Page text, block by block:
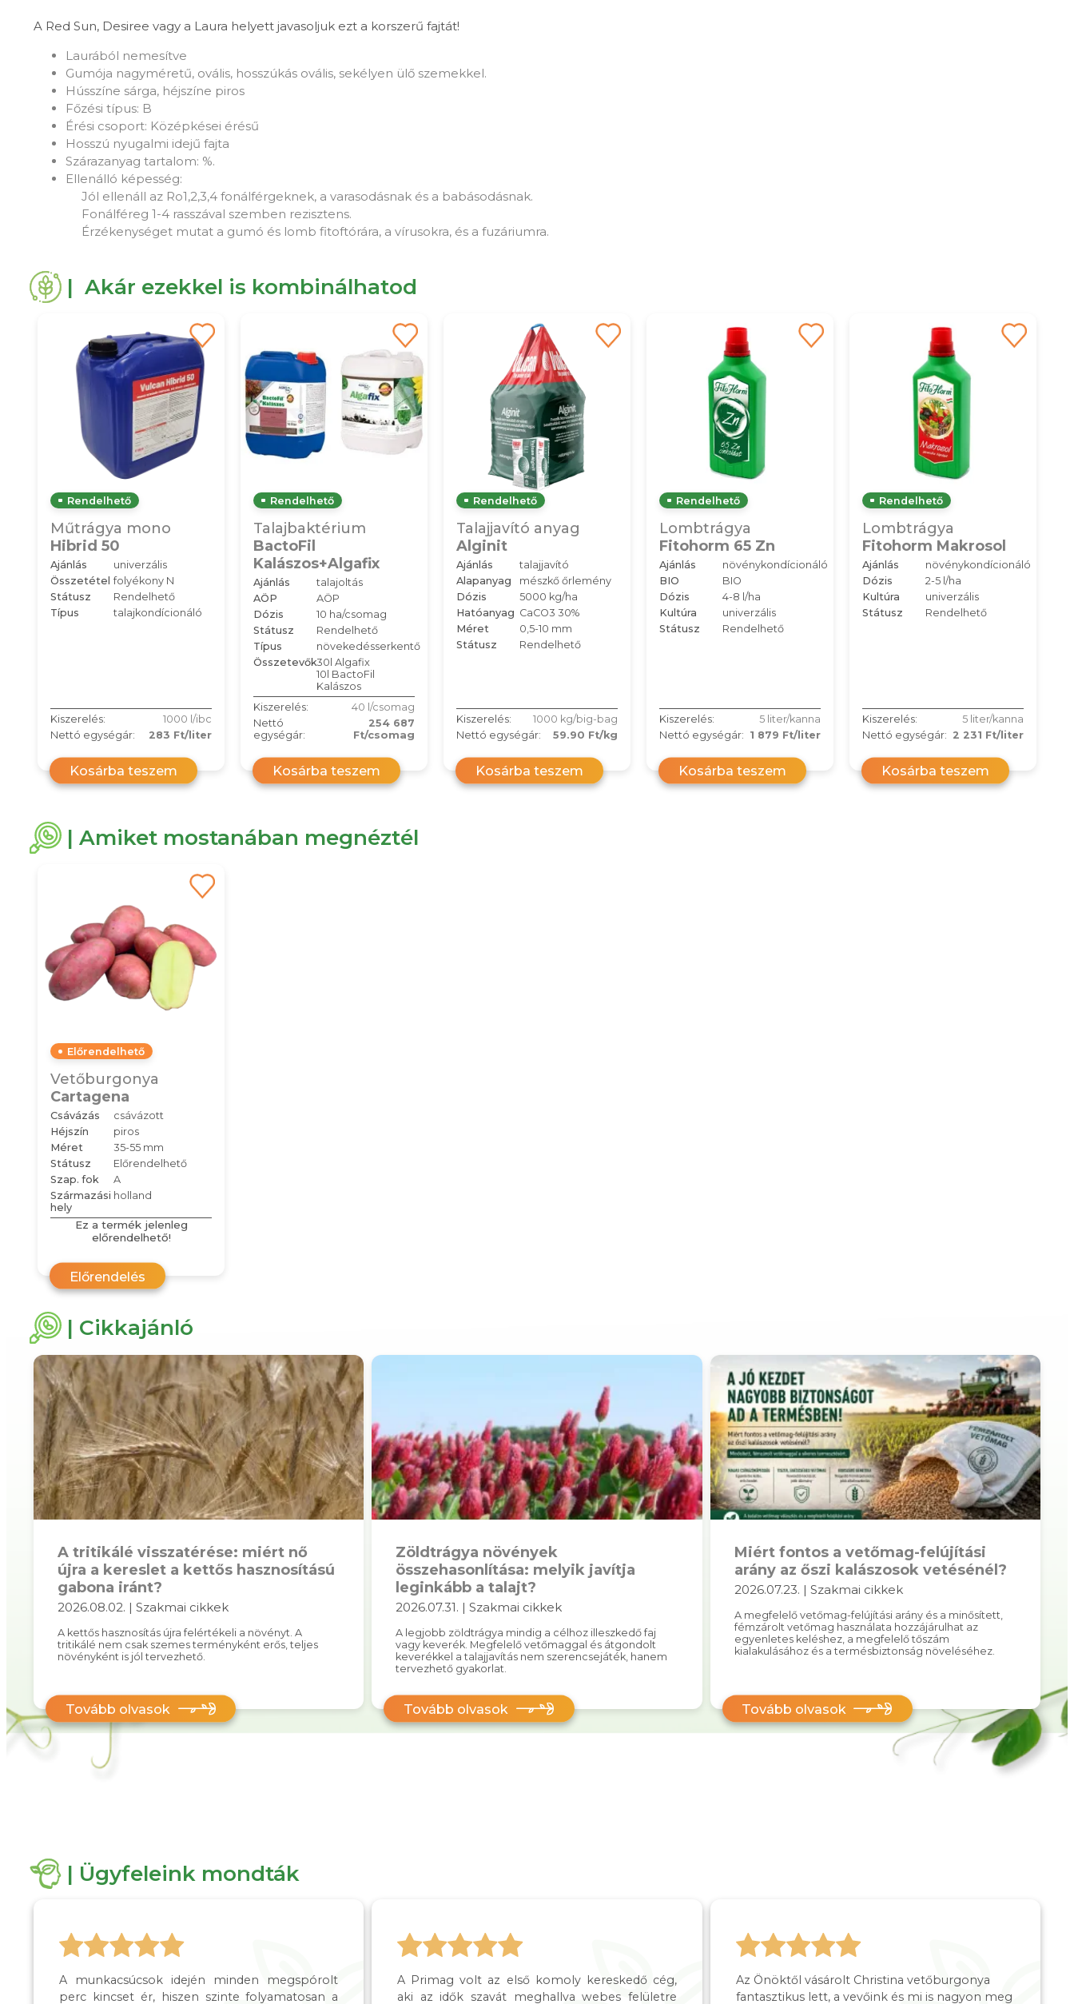
A Red Sun, Desiree vagy a Laura helyett javasoljuk ezt a korszerű fajtát!
Laurából nemesítve
Gumója nagyméretű, ovális, hosszúkás ovális, sekélyen ülő szemekkel.
Hússzíne sárga, héjszíne piros
Főzési típus: B
Érési csoport: Középkései érésű
Hosszú nyugalmi idejű fajta
Szárazanyag tartalom: %.
Ellenálló képesség:
Jól ellenáll az Ro1,2,3,4 fonálférgeknek, a varasodásnak és a babásodásnak.
Fonálféreg 1-4 rasszával szemben rezisztens.
Érzékenységet mutat a gumó és lomb fitoftórára, a vírusokra, és a fuzáriumra.
| Akár ezekkel is kombinálhatod
Rendelhető
Műtrágya mono
Hibrid 50
Ajánlás
univerzális
Összetétel folyékony N
Státusz
Rendelhető
Típus
talajkondícionáló
Kiszerelés:
1000 l/ibc
Nettó egységár:
283 Ft/liter
Kosárba teszem
Rendelhető
Talajbaktérium
BactoFil
Kalászos+Algafix
Ajánlás
talajoltás
AÖP
AÖP
Dózis
10 ha/csomag
Státusz
Rendelhető
Típus
növekedésserkentő
Összetevők30l Algafix
10l BactoFil
Kalászos
Kiszerelés:
40 l/csomag
Nettó
egységár:
254 687
Ft/csomag
Kosárba teszem
Rendelhető
Talajjavító anyag
Alginit
Ajánlás
talajjavító
Alapanyag
mészkő őrlemény
Dózis
5000 kg/ha
Hatóanyag CaCO3 30%
Méret
0,5-10 mm
Státusz
Rendelhető
Kiszerelés:
1000 kg/big-bag
Nettó egységár:
59.90 Ft/kg
Kosárba teszem
Rendelhető
Lombtrágya
Fitohorm 65 Zn
Ajánlás
növénykondícionáló
BIO
BIO
Dózis
4-8 l/ha
Kultúra
univerzális
Státusz
Rendelhető
Kiszerelés:
5 liter/kanna
Nettó egységár: 1 879 Ft/liter
Kosárba teszem
Rendelhető
Lombtrágya
Fitohorm Makrosol
Ajánlás
növénykondícionáló
Dózis
2-5 l/ha
Kultúra
univerzális
Státusz
Rendelhető
Kiszerelés:
5 liter/kanna
Nettó egységár: 2 231 Ft/liter
Kosárba teszem
| Amiket mostanában megnéztél
Előrendelhető
Vetőburgonya
Cartagena
Csávázás
csávázott
Héjszín
piros
Méret
35-55 mm
Státusz
Előrendelhető
Szap. fok
A
Származási
hely
holland
Ez a termék jelenleg
előrendelhető!
Előrendelés
| Cikkajánló
A tritikálé visszatérése: miért nő
újra a kereslet a kettős hasznosítású
gabona iránt?
2026.08.02. | Szakmai cikkek
A kettős hasznosítás újra felértékeli a növényt. A
tritikálé nem csak szemes terményként erős, teljes
növényként is jól tervezhető.
Tovább olvasok
Zöldtrágya növények
összehasonlítása: melyik javítja
leginkább a talajt?
2026.07.31. | Szakmai cikkek
A legjobb zöldtrágya mindig a célhoz illeszkedő faj
vagy keverék. Megfelelő vetőmaggal és átgondolt
keverékkel a talajjavítás nem szerencsejáték, hanem
tervezhető gyakorlat.
Tovább olvasok
Miért fontos a vetőmag-felújítási
arány az őszi kalászosok vetésénél?
2026.07.23. | Szakmai cikkek
A megfelelő vetőmag-felújítási arány és a minősített,
fémzárolt vetőmag használata hozzájárulhat az
egyenletes keléshez, a megfelelő tőszám
kialakulásához és a termésbiztonság növeléséhez.
Tovább olvasok
| Ügyfeleink mondták
A munkacsúcsok idején minden megspórolt
perc kincset ér, hiszen szinte folyamatosan a
A Primag volt az első komoly kereskedő cég,
aki az idők szavát meghallva webes felületre
Az Önöktől vásárolt Christina vetőburgonya
fantasztikus lett, a vevőink és mi is nagyon meg